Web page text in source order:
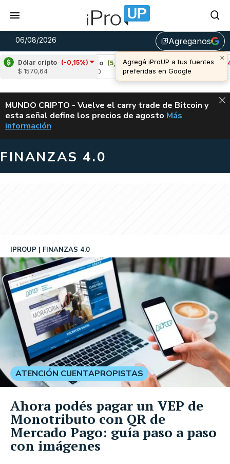
06/08/2026 library_addAgreganos
Dólar cripto (-0,15%)
$ 1570,64
Cardano (5,88%)
Avalanche (-3,46%)
u$s 6,47
ALERTA
MUNDO CRIPTO - Vuelve el carry trade de Bitcoin y
esta señal define los precios de agosto VUELVE EL
Más
información
FINANZAS 4.0
IPROUP FINANZAS 4.0
ATENCIÓN CUENTAPROPISTAS
Ahora podés pagar un VEP de
Monotributo con QR de
Mercado Pago: guía paso a paso
con imágenes